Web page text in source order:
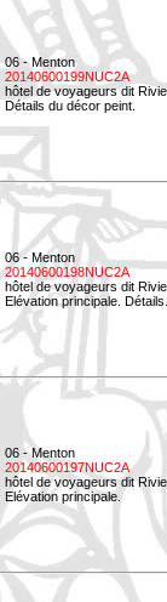
06 - Menton
20140600199NUC2A
hôtel de voyageurs dit
Détails du décor peint.
06 - Menton
20140600198NUC2A
hôtel de voyageurs dit
Elévation principale. Détails.
06 - Menton
20140600197NUC2A
hôtel de voyageurs dit
Elévation principale.